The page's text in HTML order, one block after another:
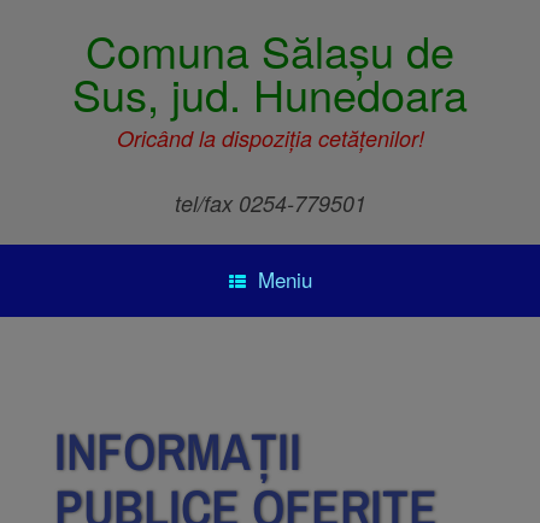
Comuna Sălașu de
Sus, jud. Hunedoara
Oricând la dispoziția cetățenilor!
tel/fax 0254-779501
Meniu
INFORMAȚII
PUBLICE OFERITE